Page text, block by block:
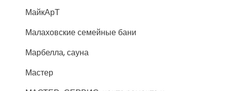
МайкАрТ
Малаховские семейные бани
Марбелла, сауна
Мастер